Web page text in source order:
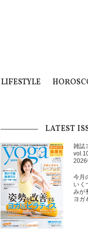
LIFESTYLE
LATEST
雑誌
2026
今月
いく
みが
ヨガ